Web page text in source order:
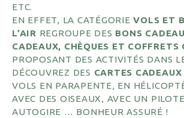
ETC.
EN EFFET, LA CATÉGORIEVOLS ET
L’AIR REGROUPE DES BONS
CADEAUX, CHÈQUES ET COFFRETS
PROPOSANT DES ACTIVITÉS DANS
DÉCOUVREZ DES CARTES CADEAUX
VOLS EN PARAPENTE, EN
AVEC DES OISEAUX, AVEC UN
AUTOGIRE … BONHEUR ASSURÉ !